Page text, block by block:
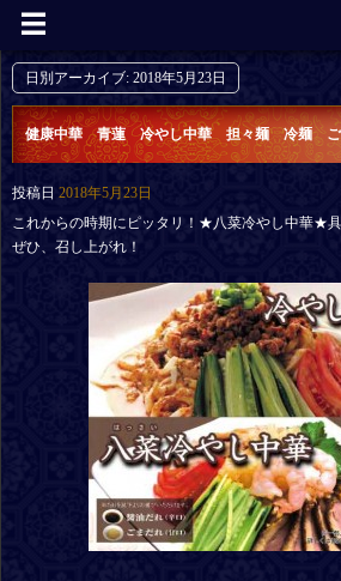
日別アーカイブ: 2018年5月23日
健康中華 青蓮 冷やし中華 担々麺 冷麺
投稿日 2018年5月23日
これからの時期にピッタリ！★八菜冷やし中華★具
ぜひ、召し上がれ！